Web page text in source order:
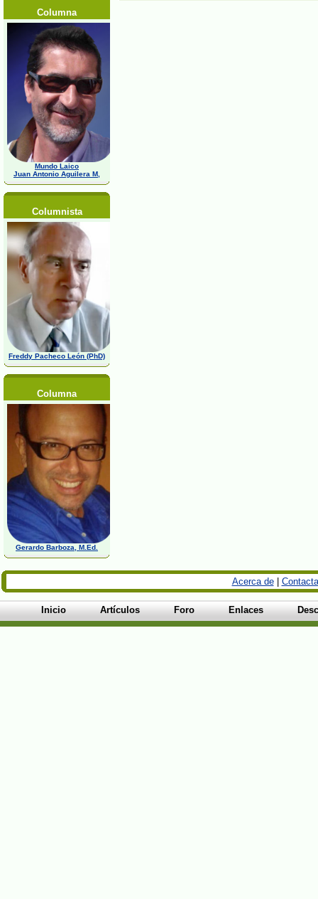
Columna
Mundo Laico
Juan Antonio Aguilera M,
Columnista
Freddy Pacheco León (PhD)
Columna
Gerardo Barboza, M.Ed.
Acerca de|
Inicio Artículos Foro Enlaces